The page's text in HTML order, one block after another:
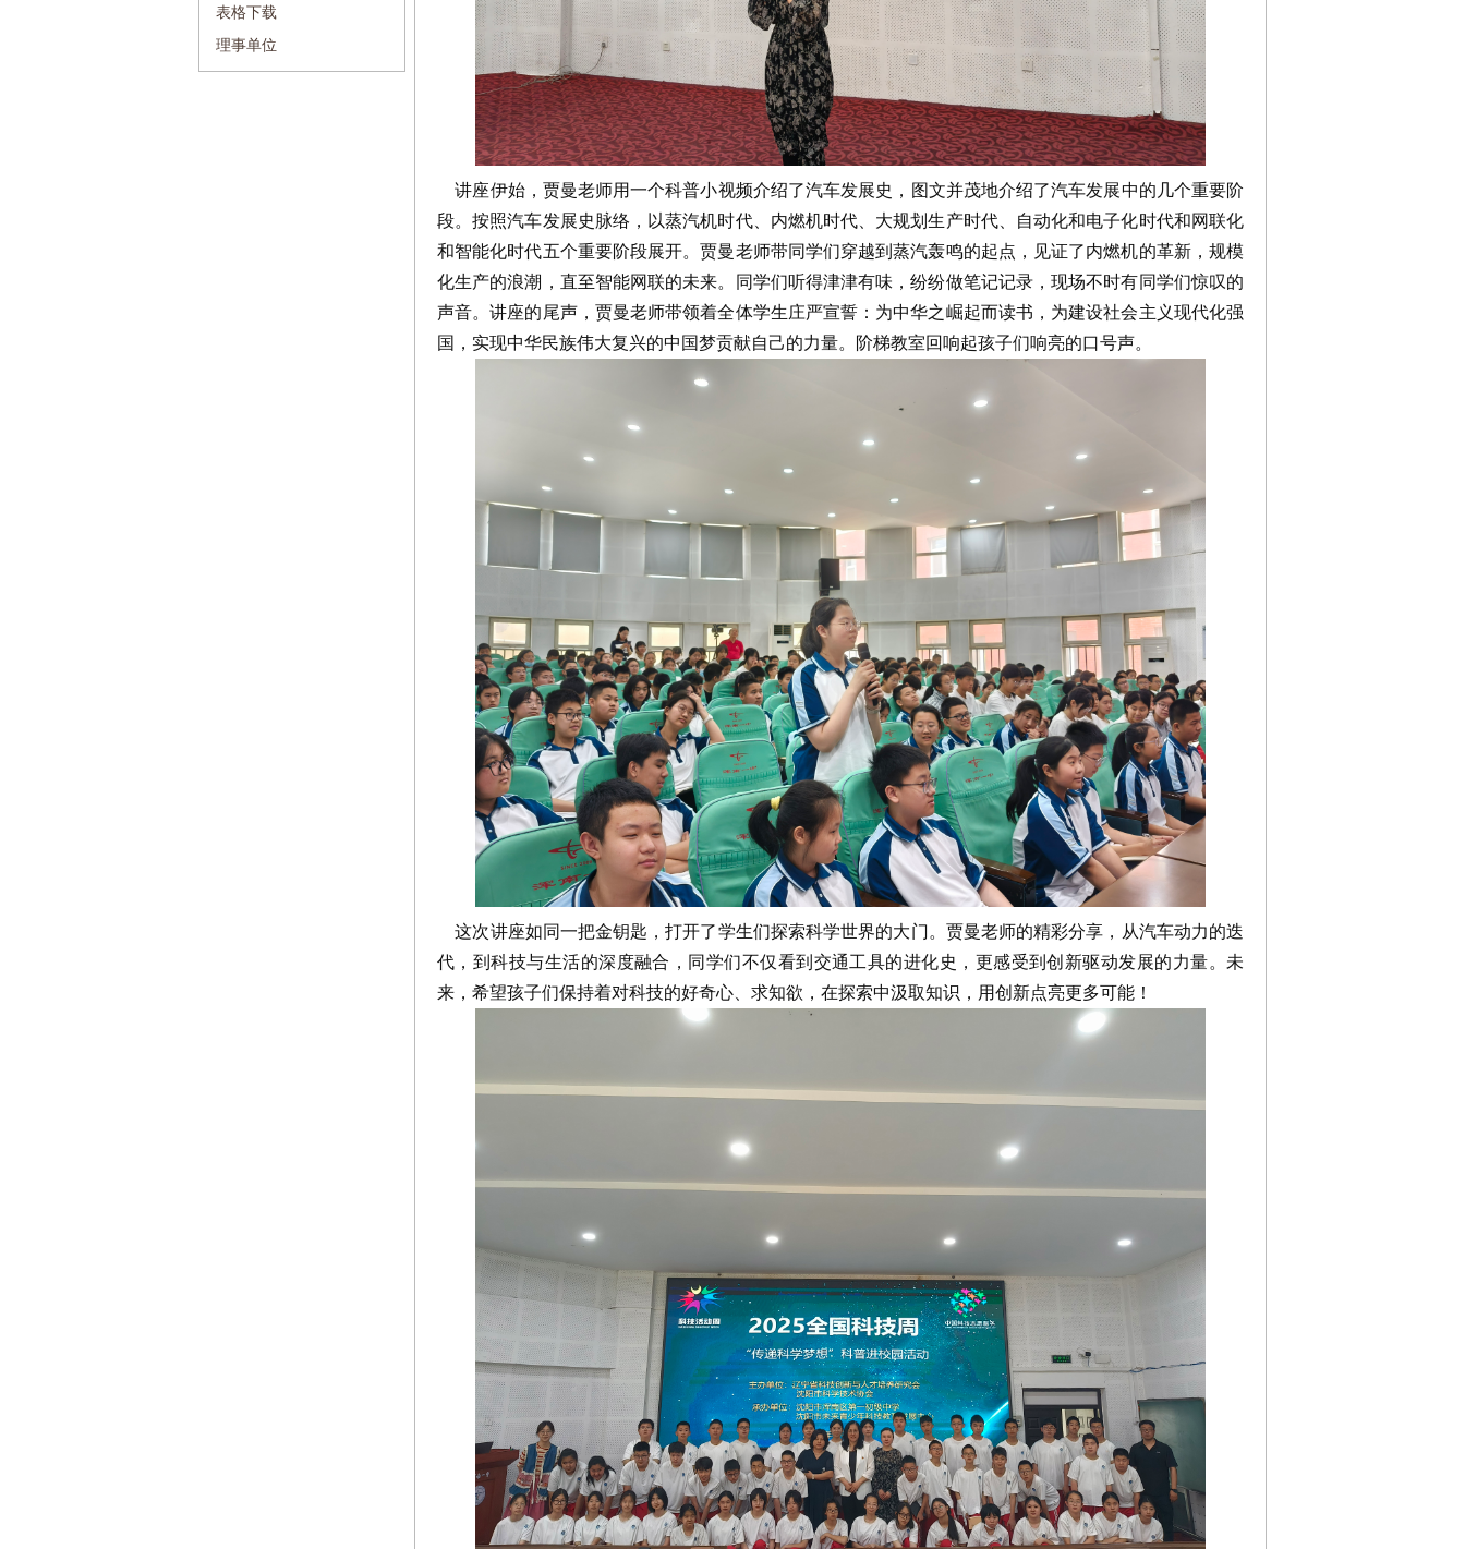
表格下载
理事单位
讲座伊始，贾曼老师用一个科普小视频介绍了汽车发展史，图文并茂地介绍了汽车发展中的几个重要阶
段。按照汽车发展史脉络，以蒸汽机时代、内燃机时代、大规划生产时代、自动化和电子化时代和网联化
和智能化时代五个重要阶段展开。贾曼老师带同学们穿越到蒸汽轰鸣的起点，见证了内燃机的革新，规模
化生产的浪潮，直至智能网联的未来。同学们听得津津有味，纷纷做笔记记录，现场不时有同学们惊叹的
声音。讲座的尾声，贾曼老师带领着全体学生庄严宣誓：为中华之崛起而读书，为建设社会主义现代化强
国，实现中华民族伟大复兴的中国梦贡献自己的力量。阶梯教室回响起孩子们响亮的口号声。
这次讲座如同一把金钥匙，打开了学生们探索科学世界的大门。贾曼老师的精彩分享，从汽车动力的迭
代，到科技与生活的深度融合，同学们不仅看到交通工具的进化史，更感受到创新驱动发展的力量。未
来，希望孩子们保持着对科技的好奇心、求知欲，在探索中汲取知识，用创新点亮更多可能！